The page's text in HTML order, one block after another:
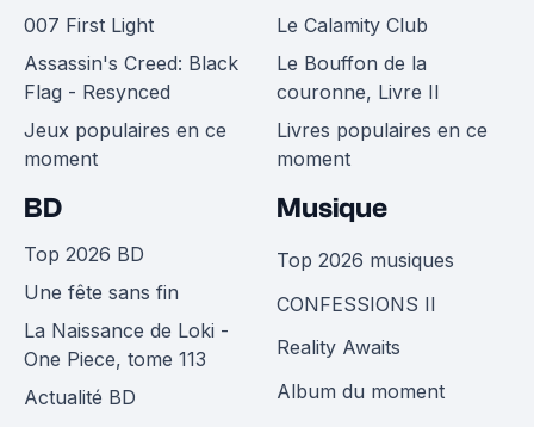
007 First Light
Assassin's Creed: Black
Flag - Resynced
Jeux populaires en ce
moment
Le Calamity Club
Le Bouffon de la
couronne, Livre II
Livres populaires en ce
moment
BD
Top 2026 BD
Une fête sans fin
La Naissance de Loki -
One Piece, tome 113
Actualité BD
Musique
Top 2026 musiques
CONFESSIONS II
Reality Awaits
Album du moment